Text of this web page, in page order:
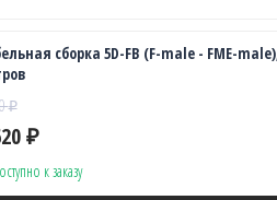
сборка 5D-FB (F-male - FME-
₽
₽
к заказу